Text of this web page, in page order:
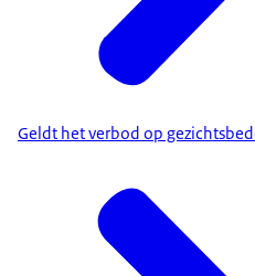
Geldt het verbod op